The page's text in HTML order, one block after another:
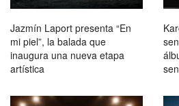
Jazmín Laport presenta “En
mi piel”, la balada que
inaugura una nueva etapa
artística